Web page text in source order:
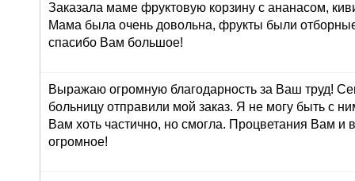
Заказала маме фруктовую корзину с ананасом,
Мама была очень довольна, фрукты были
спасибо Вам большое!
Выражаю огромную благодарность за Ваш труд!
больницу отправили мой заказ. Я не могу быть с
Вам хоть частично, но смогла. Процветания Вам и
огромное!